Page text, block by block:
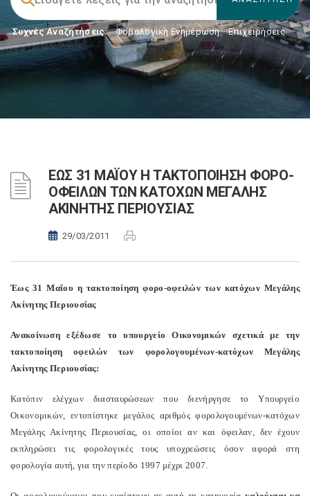
Συχνές Αναζητήσεις: Φορολογικη Ενημέρωση, Επιχειρήσεις
ΕΩΣ 31 ΜΑΪΟΥ Η ΤΑΚΤΟΠΟΙΗΣΗ ΦΟΡΟ-
ΟΦΕΙΛΩΝ ΤΩΝ ΚΑΤΟΧΩΝ ΜΕΓΑΛΗΣ
ΑΚΙΝΗΤΗΣ ΠΕΡΙΟΥΣΙΑΣ
29/03/2011
Έως 31 Μαΐου η τακτοποίηση φορο-οφειλών των κατόχων Μεγάλης
Ακίνητης Περιουσίας
Ανακοίνωση εξέδωσε το υπουργείο Οικονομικών σχετικά με την
τακτοποίηση οφειλών των φορολογουμένων-κατόχων Μεγάλης
Ακίνητης Περιουσίας:
Κατόπιν ελέγχων διασταυρώσεων που διενήργησε το Υπουργείο
Οικονομικών, εντοπίστηκε μεγάλος αριθμός φορολογουμένων-κατόχων
Μεγάλης Ακίνητης Περιουσίας, οι οποίοι αν και όφειλαν, δεν έχουν
εκπληρώσει τις φορολογικές τους υποχρεώσεις όσον αφορά στη
φορολογία αυτή, για την περίοδο 1997 μέχρι 2007.